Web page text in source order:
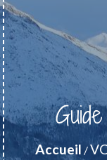
Accueil /